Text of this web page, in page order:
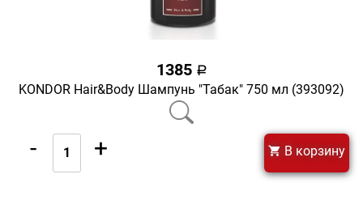
1385 a
KONDOR Hair&Body Шампунь "Табак" 750 мл (393092)
- + В корзину